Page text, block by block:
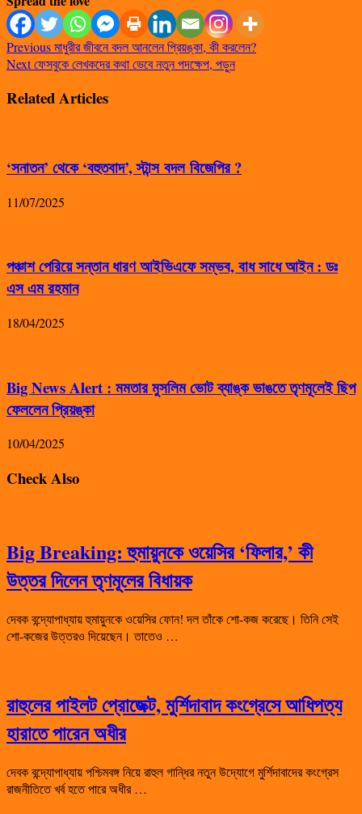
Previousমাধুরীর জীবনে বদল আনলেন প্রিয়ঙ্কা, কী করলেন?
Nextফেসবুকে লেখকদের কথা ভেবে নতুন পদক্ষেপ, পড়ুন
Related Articles
‘সনাতন’ থেকে ‘বহুতবাদ’, স্টান্স বদল বিজেপির ?
11/07/2025
পঞ্চাশ পেরিয়ে সন্তান ধারণ আইভিএফে সম্ভব, বাধ সাধে আইন : ডঃ
এস এম রহমান
18/04/2025
Big News Alert : মমতার মুসলিম ভোট ব্যাঙ্ক ভাঙতে তৃণমূলেই ছিপ
ফেললেন প্রিয়ঙ্কা
10/04/2025
Check Also
Big Breaking: হুমায়ুনকে ওয়েসির ‘ফিলার,’ কী
উত্তর দিলেন তৃণমূলের বিধায়ক
দেবক বন্দ্যোপাধ্যায় হুমায়ুনকে ওয়েসির ফোন! দল তাঁকে শো-কজ করেছে। তিনি সেই
শো-কজের উত্তরও দিয়েছেন। তাতেও …
রাহুলের পাইলট প্রোজেক্ট, মুর্শিদাবাদ কংগ্রেসে আধিপত্য
হারাতে পারেন অধীর
দেবক বন্দ্যোপাধ্যায় পশ্চিমবঙ্গ নিয়ে রাহুল গান্ধির নতুন উদ্যোগে মুর্শিদাবাদের কংগ্রেস
রাজনীতিতে খর্ব হতে পারে অধীর …